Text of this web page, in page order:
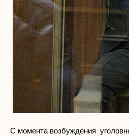
С момента возбуждения